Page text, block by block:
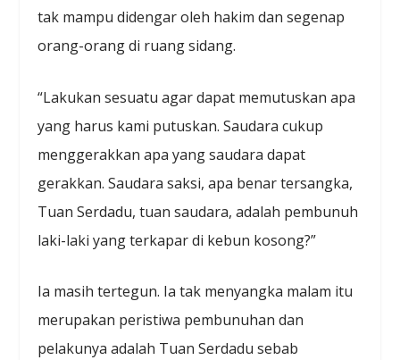
tak mampu didengar oleh hakim dan segenap
orang-orang di ruang sidang.
“Lakukan sesuatu agar dapat memutuskan apa
yang harus kami putuskan. Saudara cukup
menggerakkan apa yang saudara dapat
gerakkan. Saudara saksi, apa benar tersangka,
Tuan Serdadu, tuan saudara, adalah pembunuh
laki-laki yang terkapar di kebun kosong?”
Ia masih tertegun. Ia tak menyangka malam itu
merupakan peristiwa pembunuhan dan
pelakunya adalah Tuan Serdadu sebab